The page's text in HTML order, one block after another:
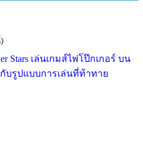
Stars เล่นเกมส์ไพ่โป๊กเกอร์ บน
บรูปแบบการเล่นที่ท้าทาย